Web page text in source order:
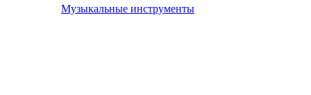
Музыкальные инструменты